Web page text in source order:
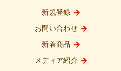
新規登録
お問い合わせ
新着商品
メディア紹介